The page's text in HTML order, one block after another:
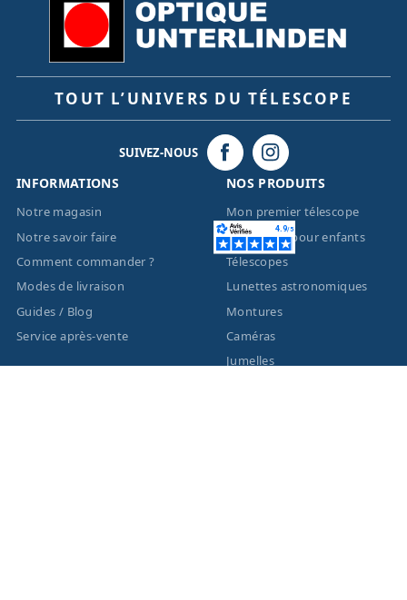
TOUT L’UNIVERS DU TÉLESCOPE
SUIVEZ-NOUS
INFORMATIONS
Notre magasin
Notre savoir faire
Comment commander ?
Modes de livraison
Guides / Blog
Service après-vente
NOS PRODUITS
Mon premier télescope
Télescopes pour enfants
Télescopes
Lunettes astronomiques
Montures
Caméras
Jumelles